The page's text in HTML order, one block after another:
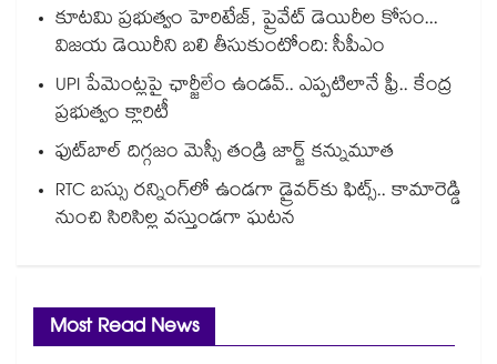
కూటమి ప్రభుత్వం హెరిటేజ్, ప్రైవేట్ డెయిరీల కోసం...
విజయ డెయిరీని బలి తీసుకుంటోంది: సీపీఎం
UPI పేమెంట్లపై ఛార్జీలేం ఉండవ్.. ఎప్పటిలానే ఫ్రీ.. కేంద్ర
ప్రభుత్వం క్లారిటీ
ఫుట్‎బాల్ దిగ్గజం మెస్సీ తండ్రి జార్జ్ కన్నుమూత
RTC బస్సు రన్నింగ్⁫లో ఉండగా డ్రైవర్‌కు ఫిట్స్.. కామారెడ్డి
నుంచి సిరిసిల్ల వస్తుండగా ఘటన
Most Read News